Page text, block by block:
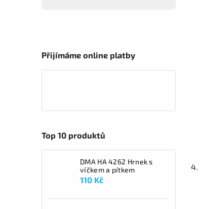
Přijímáme online platby
Top 10 produktů
DMA HA 4262 Hrnek s
víčkem a pítkem
110 Kč
4.